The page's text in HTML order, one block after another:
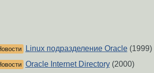
Linux подразделение Oracle(1999)
Oracle Internet Directory(2000)